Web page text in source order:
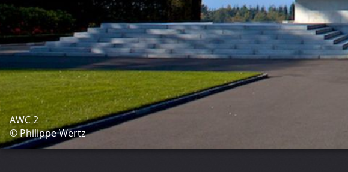
AWC 2
© Philippe Wertz